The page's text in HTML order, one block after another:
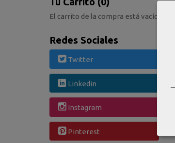
El carrito de la compra está vacío
Redes Sociales
Twitter
Linkedin
Instagram
Pinterest